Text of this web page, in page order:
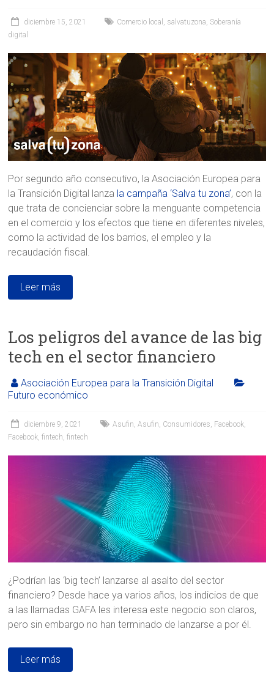
diciembre 15, 2021 Comercio local , salvatuzona, Soberanía
digital
Por segundo año consecutivo, la Asociación Europea para
la Transición Digital lanza la campaña ‘Salva tu zona’, con la
que trata de concienciar sobre la menguante competencia
en el comercio y los efectos que tiene en diferentes niveles,
como la actividad de los barrios, el empleo y la
recaudación fiscal.
Leer más
Los peligros del avance de las big
tech en el sector financiero
Asociación Europea para la Transición Digital
Futuro económico
diciembre 9, 2021 Asufin ,Asufin Consumidores Facebook
Facebook ,fintech ,fintech
¿Podrían las ‘big tech’ lanzarse al asalto del sector
financiero? Desde hace ya varios años, los indicios de que
a las llamadas GAFA les interesa este negocio son claros,
pero sin embargo no han terminado de lanzarse a por él.
Leer más